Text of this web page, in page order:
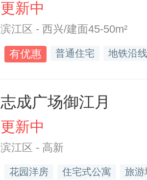
更新中
滨江区 - 西兴/建面45-50m²
有优惠 普通住宅 地铁沿线
志成广场御江月
更新中
滨江区 - 高新
花园洋房 住宅式公寓 旅游